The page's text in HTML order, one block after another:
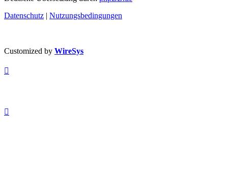
Datenschutz | Nutzungsbedingungen
Customized by WireSys